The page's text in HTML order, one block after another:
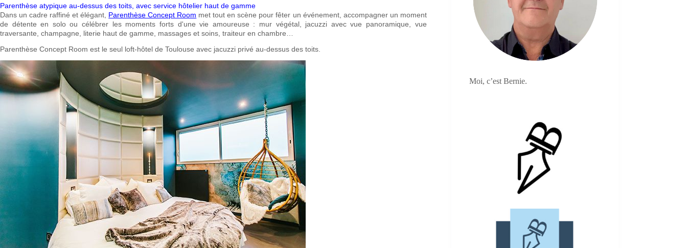
Parenthèse atypique au-dessus des toits, avec service hôtelier haut de gamme
Dans un cadre raffiné et élégant, Parenthèse Concept Room met tout en scène pour fêter un événement, accompagner un moment
de détente en solo ou célébrer les moments forts d'une vie amoureuse : mur végétal, jacuzzi avec vue panoramique, vue
traversante, champagne, literie haut de gamme, massages et soins, traiteur en chambre…
Parenthèse Concept Room est le seul loft-hôtel de Toulouse avec jacuzzi privé au-dessus des toits.
Moi, c’est Bernie.